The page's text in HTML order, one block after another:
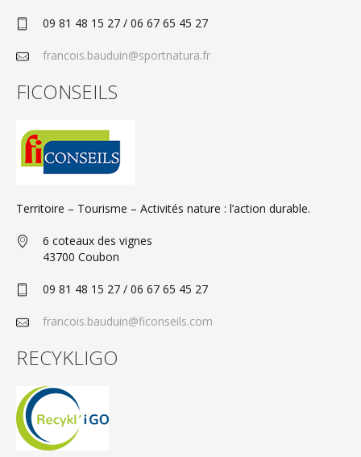
09 81 48 15 27 / 06 67 65 45 27
francois.bauduin@sportnatura.fr
FICONSEILS
Territoire – Tourisme – Activités nature : l’action durable.
6 coteaux des vignes
43700 Coubon
09 81 48 15 27 / 06 67 65 45 27
francois.bauduin@ficonseils.com
RECYKLIGO